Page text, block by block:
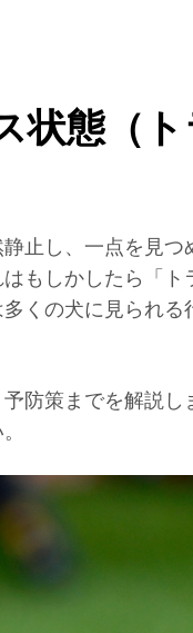
状態（ト
止し、一点を見つ
もしかしたら「ト
くの犬に見られる
防策までを解説し